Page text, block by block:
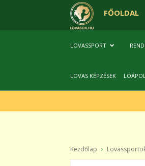
FŐOLDAL
LOVASSPORT
LOVAS KÉPZÉSEK
Kezdőlap